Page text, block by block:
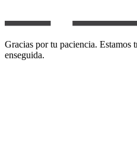
Gracias por tu paciencia. Estamos
enseguida.